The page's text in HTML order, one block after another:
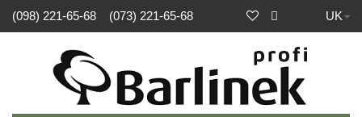
UK
(098) 221-65-68 (073) 221-65-68